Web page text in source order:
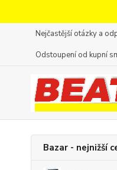
Nejčastější otázky a
Odstoupení od kupní
Bazar - nejnižší